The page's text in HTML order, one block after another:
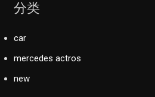
分类
car
mercedes actros
new